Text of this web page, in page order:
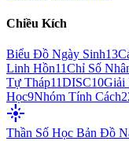
Chiều Kích
Biểu Đồ Ngày Sinh13
Linh Hồn11Chỉ Số
Tự Tháp11DISC10Giải
Học9Nhóm Tính Cách
flare
Thần Số Học Bản Đồ